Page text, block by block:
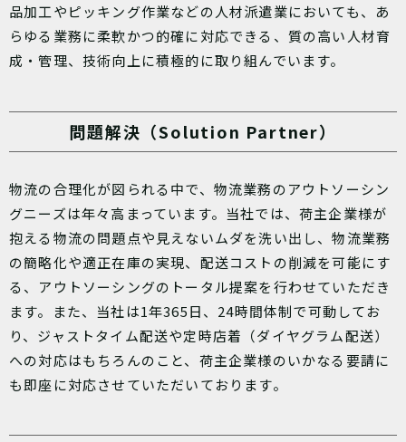
品加工やピッキング作業などの人材派遣業においても、あ
らゆる業務に柔軟かつ的確に対応できる、質の高い人材育
成・管理、技術向上に積極的に取り組んでいます。
問題解決（Solution Partner）
物流の合理化が図られる中で、物流業務のアウトソーシン
グニーズは年々高まっています。当社では、荷主企業様が
抱える物流の問題点や見えないムダを洗い出し、物流業務
の簡略化や適正在庫の実現、配送コストの削減を可能にす
る、アウトソーシングのトータル提案を行わせていただき
ます。また、当社は1年365日、24時間体制で可動してお
り、ジャストタイム配送や定時店着（ダイヤグラム配送）
への対応はもちろんのこと、荷主企業様のいかなる要請に
も即座に対応させていただいております。